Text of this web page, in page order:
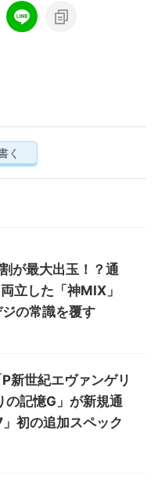
く
が最大出玉！？通
立した「神MIX」
の常識を覆す
P新世紀エヴァンゲリ
の記憶G」が新規通
初の追加スペック